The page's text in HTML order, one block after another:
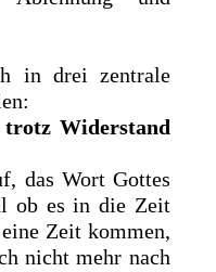
in drei zentrale
trotz Widerstand
das Wort Gottes
ob es in die Zeit
Zeit kommen,
nicht mehr nach